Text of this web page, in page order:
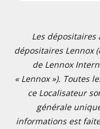
Les dépositaires
dépositaires Lennox
de Lennox
« Lennox »). Toutes
ce Localisateur
générale
informations est